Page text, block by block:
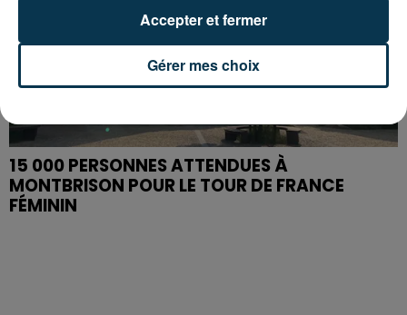
15 000 PERSONNES ATTENDUES À
MONTBRISON POUR LE TOUR DE FRANCE
FÉMININ
Gérer mes choix
Accepter et fermer